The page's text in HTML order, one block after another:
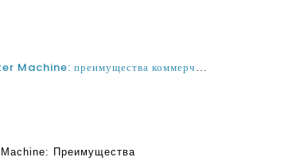
Производители Countertop Sparkling Water Machine: преимущества коммерческих диспенсерных газовых водоснабжений для дома и офиса
Преимущества